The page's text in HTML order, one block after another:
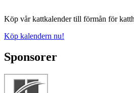
Köp vår kattkalender till förmån för
Köp kalendern nu!
Sponsorer